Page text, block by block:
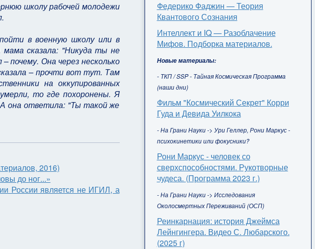
школу рабочей молодежи
в военную школу или в
мама сказала: "Никуда ты не
почему. Она через несколько
– прочти вот тут. Там
на оккупированных
то где похоронены. Я
она ответила: "Ты такой же
2016)
до ног...»
России является не ИГИЛ, а
Федерико Фаджин — Теория
Квантового Сознания
Интеллект и IQ — Разоблачение
Мифов. Подборка материалов.
Новые материалы:
- ТКП / SSP - Тайная Космическая Программа
(наши дни)
Фильм "Космический Секрет" Корри
Гуда и Девида Уилкока
- На Грани Науки -> Ури Геллер, Рони Маркус -
психокинетики или фокусники?
Рони Маркус - человек со
сверхспособностями. Рукотворные
чудеса. (Программа 2023 г.)
- На Грани Науки -> Исследования
Околосмертных Переживаний (ОСП)
Реинкарнация: история Джеймса
Лейнгингера. Видео С. Любарского.
(2025 г)